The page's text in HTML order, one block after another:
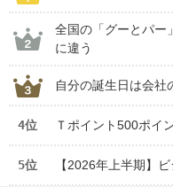
全国の「グーとパー
に違う
自分の誕生日は会社
4位 Ｔポイント500ポイ
5位 【2026年上半期】